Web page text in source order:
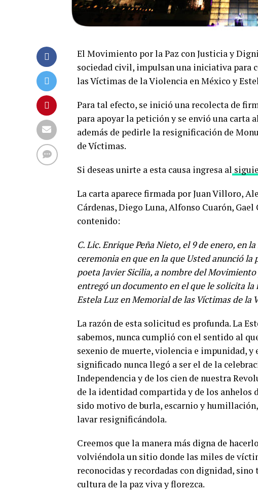
El Movimiento por la Paz con Justicia y
sociedad civil, impulsan una iniciativa para
las Víctimas de la Violencia en México y
Para tal efecto, se inició una recolecta de
para apoyar la petición y se envió una carta
además de pedirle la resignificación de
de Víctimas.
Si deseas unirte a esta causa ingresa al
La carta aparece firmada por Juan Villoro,
Cárdenas, Diego Luna, Alfonso Cuarón,
contenido:
C. Lic. Enrique Peña Nieto, el 9 de enero, en
ceremonia en que en la que Usted anunció
poeta Javier Sicilia, a nombre del
entregó un documento en el que le solicita
Estela Luz en Memorial de las Víctimas de la
La razón de esta solicitud es profunda. La
sabemos, nunca cumplió con el sentido al
sexenio de muerte, violencia e impunidad,
significado nunca llegó a ser el de la
Independencia y de los cien de nuestra
de la identidad compartida y de los anhelos
sido motivo de burla, escarnio y
lavar resignificándola.
Creemos que la manera más digna de
volviéndola un sitio donde las miles de
reconocidas y recordadas con dignidad,
cultura de la paz viva y florezca.